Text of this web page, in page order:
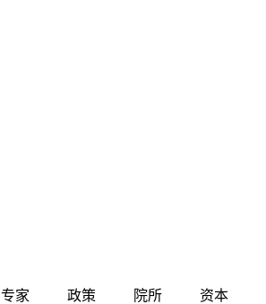
专家 政策 院所 资本